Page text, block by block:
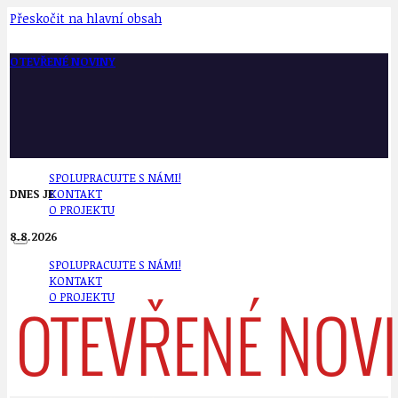
Přeskočit na hlavní obsah
OTEVŘENÉ NOVINY
SPOLUPRACUJTE S NÁMI!
KONTAKT
O PROJEKTU
SPOLUPRACUJTE S NÁMI!
KONTAKT
O PROJEKTU
DNES JE
8.8.2026